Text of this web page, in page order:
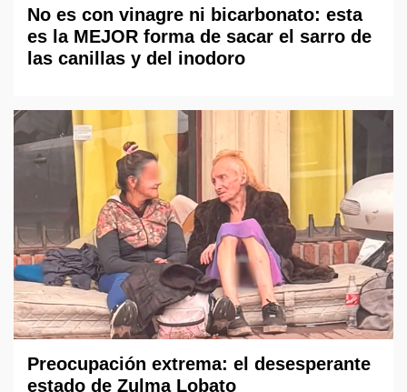
No es con vinagre ni bicarbonato: esta
es la MEJOR forma de sacar el sarro de
las canillas y del inodoro
Preocupación extrema: el desesperante
estado de Zulma Lobato